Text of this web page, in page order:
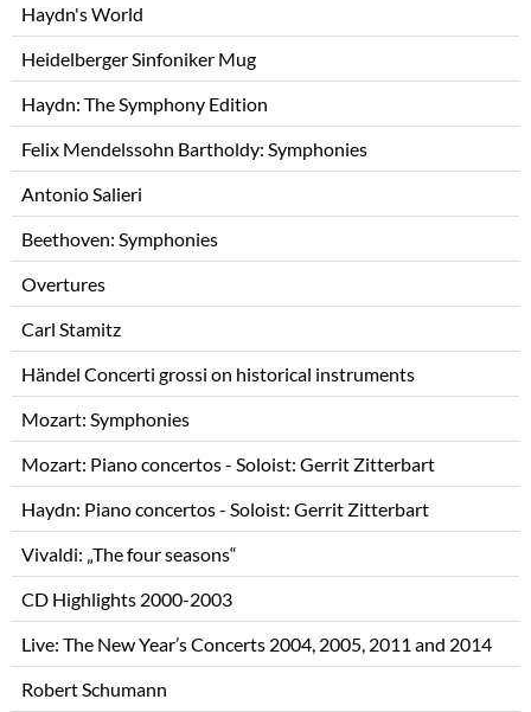
navigation
Haydn's World
Heidelberger Sinfoniker Mug
Haydn: The Symphony Edition
Felix Mendelssohn Bartholdy: Symphonies
Antonio Salieri
Beethoven: Symphonies
Overtures
Carl Stamitz
Händel Concerti grossi on historical instruments
Mozart: Symphonies
Mozart: Piano concertos - Soloist: Gerrit Zitterbart
Haydn: Piano concertos - Soloist: Gerrit Zitterbart
Vivaldi: „The four seasons“
CD Highlights 2000-2003
Live: The New Year’s Concerts 2004, 2005, 2011 and 2014
Robert Schumann